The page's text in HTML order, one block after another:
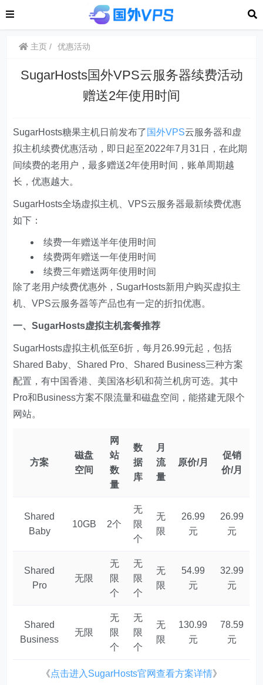
主页 优惠活动
SugarHosts国外VPS云服务器续费活动
赠送2年使用时间
SugarHosts糖果主机日前发布了 国外VPS云服务器和虚
拟主机续费优惠活动，即日起至2022年7月31日，在此期
间续费的老用户，最多赠送2年使用时间，账单周期越
长，优惠越大。
SugarHosts全场虚拟主机、VPS云服务器最新续费优惠
如下：
续费一年赠送半年使用时间
续费两年赠送一年使用时间
续费三年赠送两年使用时间
除了老用户续费优惠外，SugarHosts新用户购买虚拟主
机、VPS云服务器等产品也有一定的折扣优惠。
一、SugarHosts虚拟主机套餐推荐
SugarHosts虚拟主机低至6折，每月26.99元起，包括
Shared Baby、Shared Pro、Shared Business三种方案
配置，有中国香港、美国洛杉矶和荷兰机房可选。其中
Pro和Business方案不限流量和磁盘空间，能搭建无限个
网站。
方案
磁盘
空间
网
站
数
量
数
据
库
月
流
量
原价/月
促销
价/月
Shared
Baby
10GB 2个
无
限
个
无
限
26.99
元
26.99
元
Shared
Pro
无限
无
限
个
无
限
个
无
限
54.99
元
32.99
元
Shared
Business
无限
无
限
个
无
限
个
无
限
130.99
元
78.59
元
《点击进入SugarHosts官网查看方案详情》